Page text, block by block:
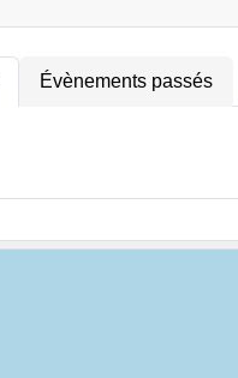
Évènements passés